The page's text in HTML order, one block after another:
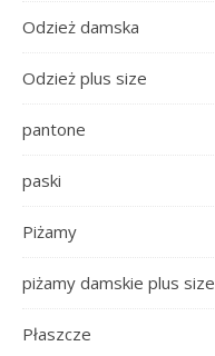
Odzież damska
Odzież plus size
pantone
paski
Piżamy
piżamy damskie plus size
Płaszcze